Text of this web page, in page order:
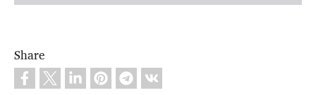
Share